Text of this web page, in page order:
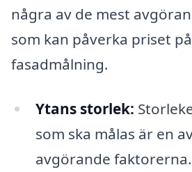
några av de mest
som kan påverka priset
fasadmålning.
Ytans storlek:
som ska målas är en
avgörande